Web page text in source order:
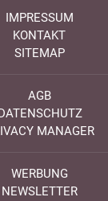
IMPRESSUM
KONTAKT
SITEMAP
AGB
DATENSCHUTZ
MANAGER
WERBUNG
NEWSLETTER